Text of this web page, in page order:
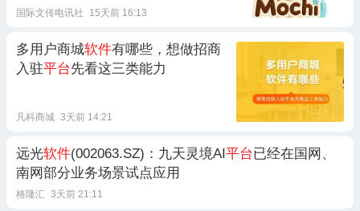
国际文传电讯社 15天前 16:13
多用户商城软件有哪些，想做招商
入驻平台先看这三类能力
凡科商城 3天前 14:21
远光软件(002063.SZ)：九天灵境AI 平台已经在国网、
南网部分业务场景试点应用
格隆汇 3天前 21:11